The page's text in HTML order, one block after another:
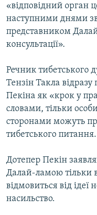
«відповідний орган
наступними днями
представником
консультації».
Речник тибетського
Тензін Такла
Пекіна як «крок у
словами, тільки
сторонами можуть
тибетського питання.
Дотепер Пекін
Далай-ламою тільки
відмовиться від ідеї
насильство.